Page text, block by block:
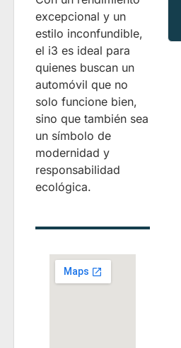
excepcional y un
estilo inconfundible,
el i3 es ideal para
quienes buscan un
automóvil que no
solo funcione bien,
sino que también sea
un símbolo de
modernidad y
responsabilidad
ecológica.